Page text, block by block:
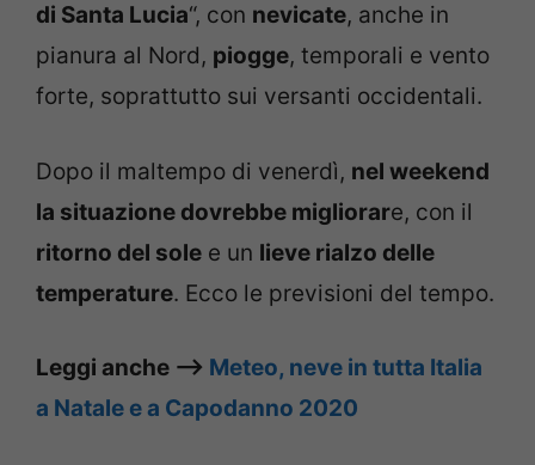
di Santa Lucia“, con nevicate, anche in
pianura al Nord, piogge, temporali e vento
forte, soprattutto sui versanti occidentali.
Dopo il maltempo di venerdì, nel weekend
la situazione dovrebbe migliorare, con il
ritorno del sole e un lieve rialzo delle
temperature. Ecco le previsioni del tempo.
Leggi anche –> Meteo, neve in tutta Italia
a Natale e a Capodanno 2020